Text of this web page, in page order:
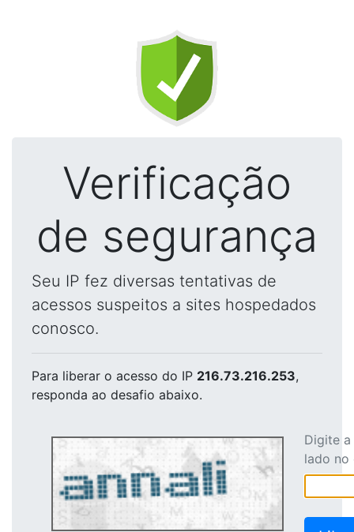
Verificação
de segurança
Seu IP fez diversas tentativas de
acessos suspeitos a sites hospedados
conosco.
Para liberar o acesso do IP 216.73.216.253,
responda ao desafio abaixo.
Digite
lado no